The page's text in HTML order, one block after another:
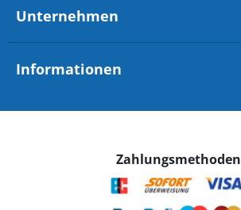
Unternehmen
Informationen
Zahlungsmethoden